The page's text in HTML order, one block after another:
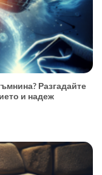
Разгадайте
и надеж